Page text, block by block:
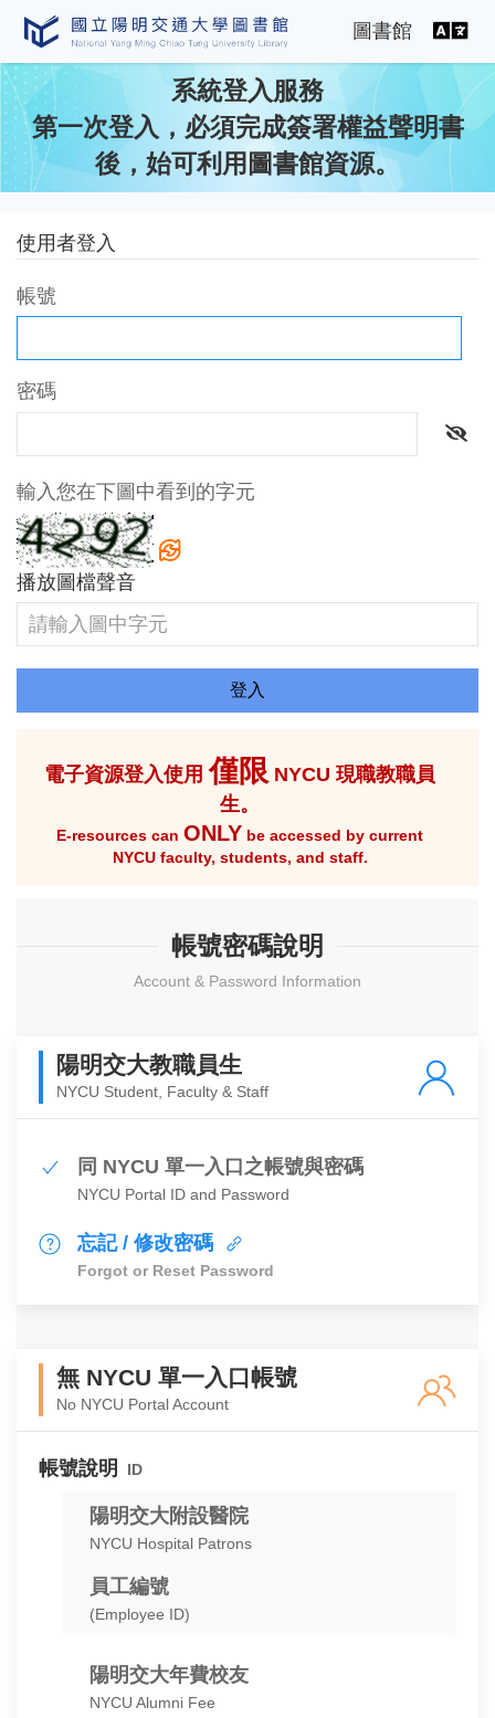
圖書館 語
系統登入服務
第一次登入，必須完成簽署權益聲明書
後，始可利用圖書館資源。
使用者登入
帳號
密碼
隱藏
輸入您在下圖中看到的字元
播放圖檔聲音
電子資源登入使用僅限 NYCU 現職教職員
生。
E-resources can ONLY be accessed by current
NYCU faculty, students, and staff.
帳號密碼說明
Account & Password Information
陽明交大教職員生
NYCU Student, Faculty & Staff
同 NYCU 單一入口之帳號與密碼
NYCU Portal ID and Password
忘記 / 修改密碼
Forgot or Reset Password
無 NYCU 單一入口帳號
No NYCU Portal Account
帳號說明 ID
陽明交大附設醫院
NYCU Hospital Patrons
員工編號
(Employee ID)
陽明交大年費校友
NYCU Alumni Fee